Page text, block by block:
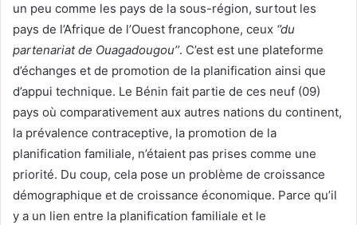
un peu comme les pays de la sous-région, surtout les
pays de l’Afrique de l’Ouest francophone, ceux ‘’du
partenariat de Ouagadougou’’. C’est est une plateforme
d’échanges et de promotion de la planification ainsi que
d’appui technique. Le Bénin fait partie de ces neuf (09)
pays où comparativement aux autres nations du continent,
la prévalence contraceptive, la promotion de la
planification familiale, n’étaient pas prises comme une
priorité. Du coup, cela pose un problème de croissance
démographique et de croissance économique. Parce qu’il
y a un lien entre la planification familiale et le